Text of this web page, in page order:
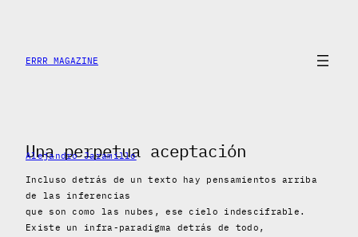
contenido
ERRR MAGAZINE
Una perpetua aceptación
Alejandro Jaramillo
Incluso detrás de un texto hay pensamientos arriba
de las inferencias
que son como las nubes, ese cielo indescifrable.
Existe un infra-paradigma detrás de todo,